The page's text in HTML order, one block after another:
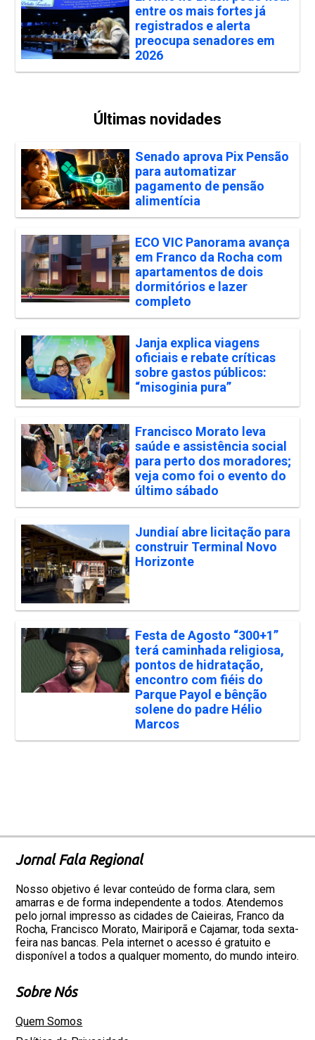
entre os mais fortes já
registrados e alerta
preocupa senadores em
2026
Últimas novidades
Senado aprova Pix Pensão
para automatizar
pagamento de pensão
alimentícia
ECO VIC Panorama avança
em Franco da Rocha com
apartamentos de dois
dormitórios e lazer
completo
Janja explica viagens
oficiais e rebate críticas
sobre gastos públicos:
“misoginia pura”
Francisco Morato leva
saúde e assistência social
para perto dos moradores;
veja como foi o evento do
último sábado
Jundiaí abre licitação para
construir Terminal Novo
Horizonte
Festa de Agosto “300+1”
terá caminhada religiosa,
pontos de hidratação,
encontro com fiéis do
Parque Payol e bênção
solene do padre Hélio
Marcos
Jornal Fala Regional
Nosso objetivo é levar conteúdo de forma clara, sem
amarras e de forma independente a todos. Atendemos
pelo jornal impresso as cidades de Caieiras, Franco da
Rocha, Francisco Morato, Mairiporã e Cajamar, toda sexta-
feira nas bancas. Pela internet o acesso é gratuito e
disponível a todos a qualquer momento, do mundo inteiro.
Sobre Nós
Quem Somos